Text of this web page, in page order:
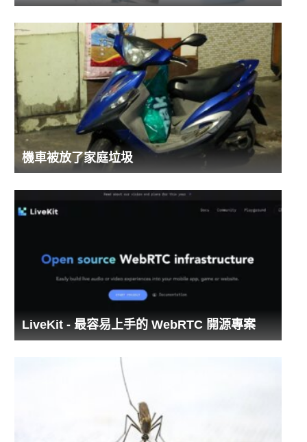
機車被放了家庭垃圾
LiveKit - 最容易上手的 WebRTC 開源專案